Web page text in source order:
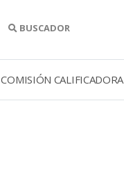
BUSCADOR
COMISIÓN CALIFICADORA